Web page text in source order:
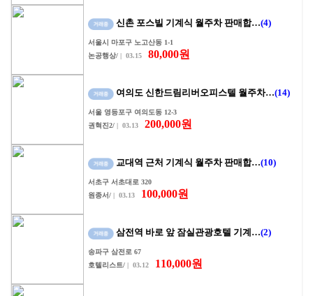
신촌 포스빌 기계식 월주차 판매합…(4)
서울시 마포구 노고산동 1-1
논공행상/ | 03.15 80,000원
여의도 신한드림리버오피스텔 월주차…(14)
서울 영등포구 여의도동 12-3
권혁진2/ | 03.13 200,000원
교대역 근처 기계식 월주차 판매합…(10)
서초구 서초대로 320
원종서/ | 03.13 100,000원
삼전역 바로 앞 잠실관광호텔 기계…(2)
송파구 삼전로 67
호텔리스트/ | 03.12 110,000원